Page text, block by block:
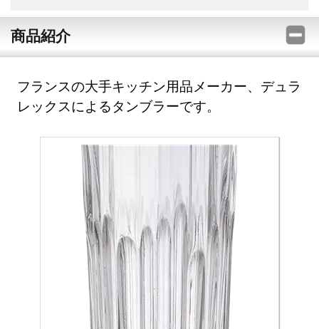
商品紹介
フランスの大手キッチン用品メーカー、デュラ
レックスによるタンブラーです。